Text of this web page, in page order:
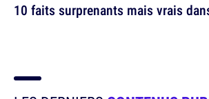
10 faits surprenants mais vrais